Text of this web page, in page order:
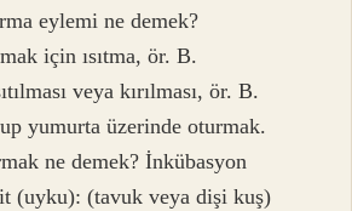
eylemi ne demek?
için ısıtma, ör. B.
veya kırılması, ör. B.
yumurta üzerinde oturmak.
ne demek? İnkübasyon
(uyku): (tavuk veya dişi kuş)